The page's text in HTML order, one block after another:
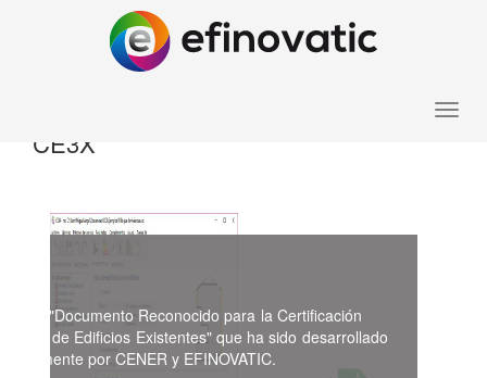
Toggle
CE3X
es el "Documento Reconocido para la Certificación
de Edificios Existentes" que ha sido desarrollado
por CENER y EFINOVATIC.